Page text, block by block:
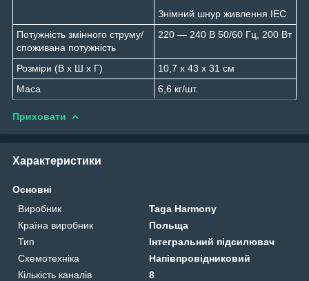
Знімний шнур живлення IEC
Потужність змінного струму/
споживана потужність
220 — 240 В 50/60 Гц, 200 Вт
Розміри (В х Ш х Г)
10,7 х 43 х 31 см
Маса
6,6 кг/шт.
Приховати
Характеристики
Основні
Виробник
Taga Harmony
Країна виробник
Польща
Тип
Інтегральний підсилювач
Схемотехніка
Напівпровідниковий
Кількість каналів
8